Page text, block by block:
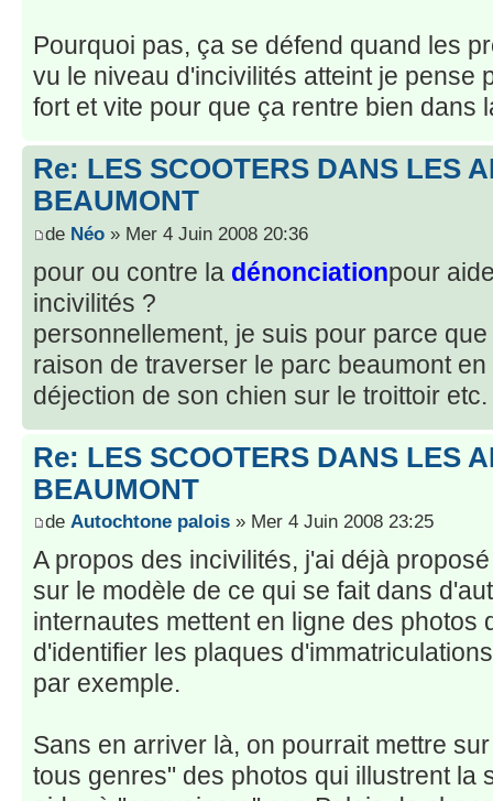
Pourquoi pas, ça se défend quand les
vu le niveau d'incivilités atteint je pense
fort et vite pour que ça rentre bien dans
Re: LES SCOOTERS DANS LES
BEAUMONT
de Néo » Mer 4 Juin 2008 20:36
pour ou contre la dénonciationpour
incivilités ?
personnellement, je suis pour parce
raison de traverser le parc beaumont
déjection de son chien sur le troittoir etc.
Re: LES SCOOTERS DANS LES
BEAUMONT
de Autochtone palois » Mer 4 Juin 2008 23:25
A propos des incivilités, j'ai déjà
sur le modèle de ce qui se fait dans
internautes mettent en ligne des photos
d'identifier les plaques
par exemple.
Sans en arriver là, on pourrait mettre
tous genres" des photos qui illustrent la